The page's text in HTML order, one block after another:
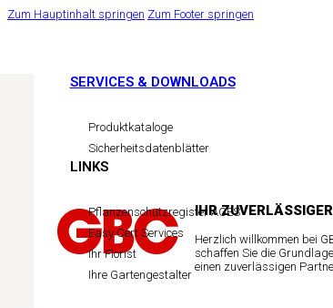
Zum Hauptinhalt springen Zum Footer springen
SERVICES & DOWNLOADS
Produktkataloge
Sicherheitsdatenblätter
LINKS
Pflanzenschutzregister AGES
Easy Cert Services
Ihr Florist
Ihre Gartengestalter
IHR
Herzlich willkommen bei
schaffen Sie die
einen zuverlässigen